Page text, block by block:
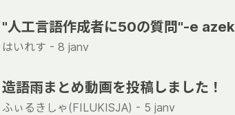
"人工言語作成者に50の質問"-e azek
はいれす - 8 janv
造語雨まとめ動画を投稿しました！
ふぃるきしゃ(FILUKISJA) - 5 janv